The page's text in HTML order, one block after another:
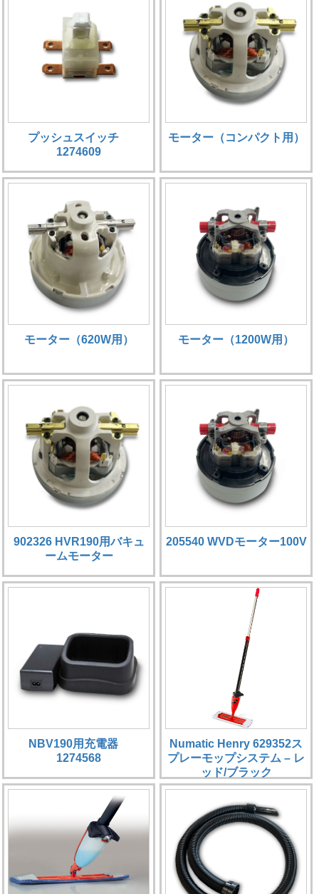
プッシュスイッチ
1274609
モーター（コンパクト用）
モーター（620W用） モーター（1200W用）
902326 HVR190用バキュ
ームモーター
205540 WVDモーター100V
NBV190用充電器
1274568
Numatic Henry 629352ス
プレーモップシステム – レ
ッド/ブラック